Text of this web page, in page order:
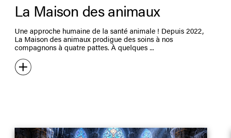
La Maison des animaux
Une approche humaine de la santé animale ! Depuis 2022,
La Maison des animaux prodigue des soins à nos
compagnons à quatre pattes. À quelques